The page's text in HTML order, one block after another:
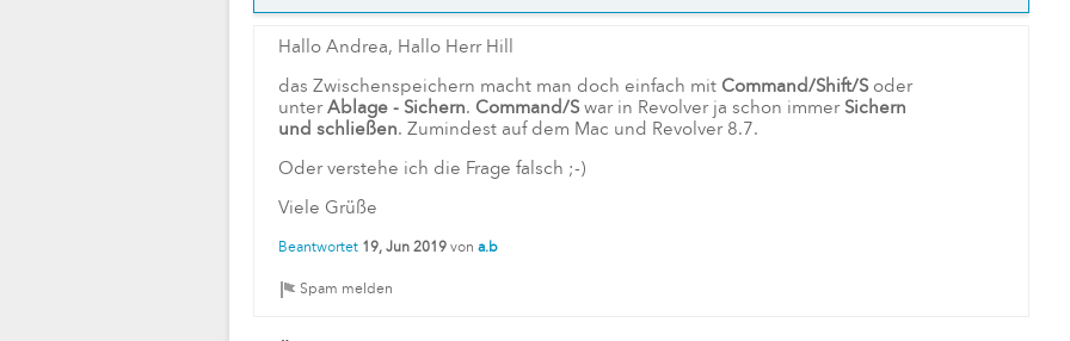
Hallo Andrea, Hallo Herr Hill
das Zwischenspeichern macht man doch einfach mit Command/Shift/S oder
unter Ablage - Sichern. Command/S war in Revolver ja schon immer Sichern
und schließen. Zumindest auf dem Mac und Revolver 8.7.
Oder verstehe ich die Frage falsch ;-)
Viele Grüße
Beantwortet 19, Jun 2019 von a.b